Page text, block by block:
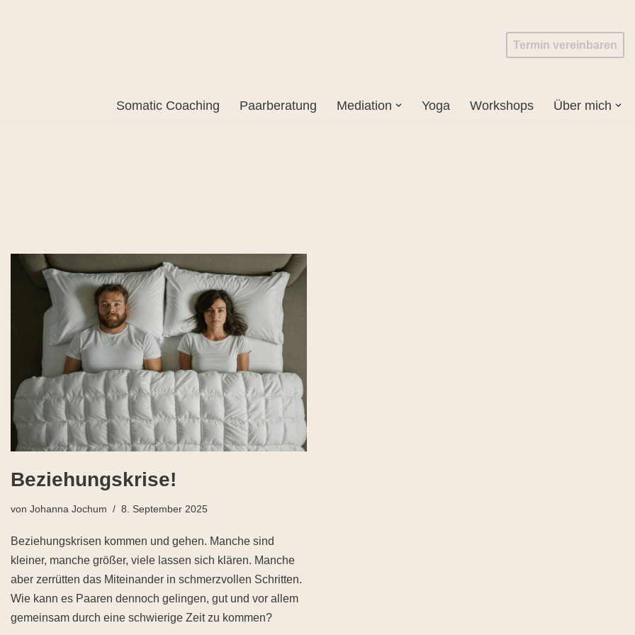
Termin vereinbaren
Somatic Coaching Paarberatung Mediation Yoga Workshops Über mich
Beziehungskrise!
von Johanna Jochum 8. September 2025
Beziehungskrisen kommen und gehen. Manche sind
kleiner, manche größer, viele lassen sich klären. Manche
aber zerrütten das Miteinander in schmerzvollen Schritten.
Wie kann es Paaren dennoch gelingen, gut und vor allem
gemeinsam durch eine schwierige Zeit zu kommen?